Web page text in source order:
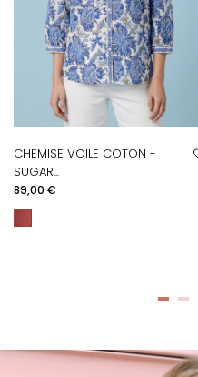
CHEMISE VOILE COTON -
SUGAR...
Prix
89,00 €